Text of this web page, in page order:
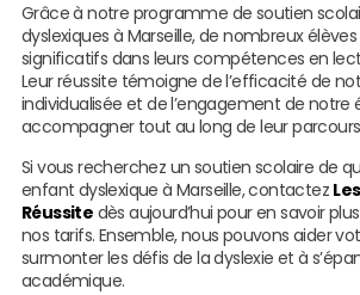
Grâce à notre programme de soutien
dyslexiques à Marseille, de nombreux
significatifs dans leurs compétences en
Leur réussite témoigne de l’efficacité de
individualisée et de l’engagement de notre
accompagner tout au long de leur
Si vous recherchez un soutien scolaire de
enfant dyslexique à Marseille, contactez
Réussite dès aujourd’hui pour en savoir
nos tarifs. Ensemble, nous pouvons aider
surmonter les défis de la dyslexie et à
académique.